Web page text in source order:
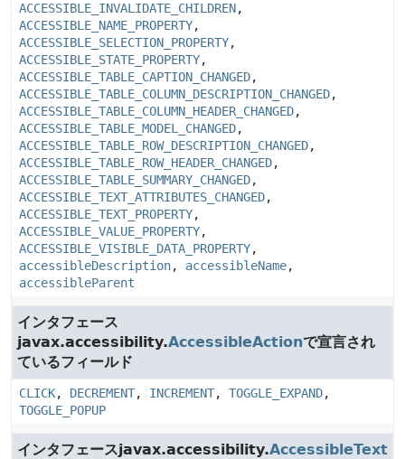
ACCESSIBLE_INVALIDATE_CHILDREN,
ACCESSIBLE_NAME_PROPERTY,
ACCESSIBLE_SELECTION_PROPERTY,
ACCESSIBLE_STATE_PROPERTY,
ACCESSIBLE_TABLE_CAPTION_CHANGED,
ACCESSIBLE_TABLE_COLUMN_DESCRIPTION_CHANGED,
ACCESSIBLE_TABLE_COLUMN_HEADER_CHANGED,
ACCESSIBLE_TABLE_MODEL_CHANGED,
ACCESSIBLE_TABLE_ROW_DESCRIPTION_CHANGED,
ACCESSIBLE_TABLE_ROW_HEADER_CHANGED,
ACCESSIBLE_TABLE_SUMMARY_CHANGED,
ACCESSIBLE_TEXT_ATTRIBUTES_CHANGED,
ACCESSIBLE_TEXT_PROPERTY,
ACCESSIBLE_VALUE_PROPERTY,
ACCESSIBLE_VISIBLE_DATA_PROPERTY,
accessibleDescription, accessibleName,
accessibleParent
インタフェース
javax.accessibility.AccessibleActionで宣言され
ているフィールド
CLICK, DECREMENT, INCREMENT, TOGGLE_EXPAND,
TOGGLE_POPUP
インタフェースjavax.accessibility.AccessibleText